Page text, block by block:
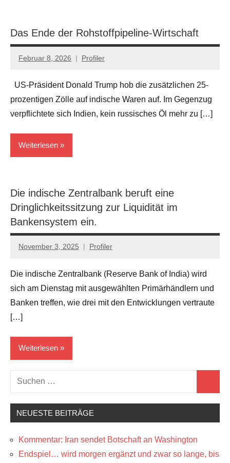
Das Ende der Rohstoffpipeline-Wirtschaft
Februar 8, 2026 Profiler
Keine
US-Präsident Donald Trump hob die zusätzlichen 25-
prozentigen Zölle auf indische Waren auf. Im Gegenzug
verpflichtete sich Indien, kein russisches Öl mehr zu […]
Weiterlesen
unser
Politik
Die indische Zentralbank beruft eine
Dringlichkeitssitzung zur Liquidität im
Bankensystem ein.
November 3, 2025 Profiler
Keine
Die indische Zentralbank (Reserve Bank of India) wird
sich am Dienstag mit ausgewählten Primärhändlern und
Banken treffen, wie drei mit den Entwicklungen vertraute
[…]
Weiterlesen
Politik
Suchen
nach:
NEUESTE BEITRÄGE
Kommentar: Iran sendet Botschaft an Washington
Endspiel… wird morgen ergänzt und zwar so lange, bis